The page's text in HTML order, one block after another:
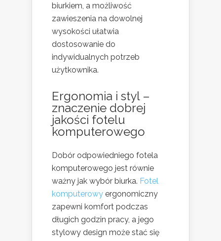
biurkiem, a możliwość
zawieszenia na dowolnej
wysokości ułatwia
dostosowanie do
indywidualnych potrzeb
użytkownika​​.
Ergonomia i styl –
znaczenie dobrej
jakości fotelu
komputerowego
Dobór odpowiedniego fotela
komputerowego jest równie
ważny jak wybór biurka. Fotel
komputerowy ergonomiczny
zapewni komfort podczas
długich godzin pracy, a jego
stylowy design może stać się